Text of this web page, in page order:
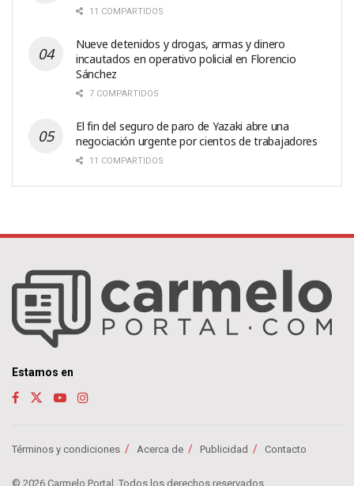
11 COMPARTIDOS
Nueve detenidos y drogas, armas y dinero
incautados en operativo policial en Florencio
Sánchez
7 COMPARTIDOS
El fin del seguro de paro de Yazaki abre una
negociación urgente por cientos de trabajadores
11 COMPARTIDOS
Estamos en
Términos y condiciones Acerca de Publicidad Contacto
© 2026 Carmelo Portal. Todos los derechos reservados.